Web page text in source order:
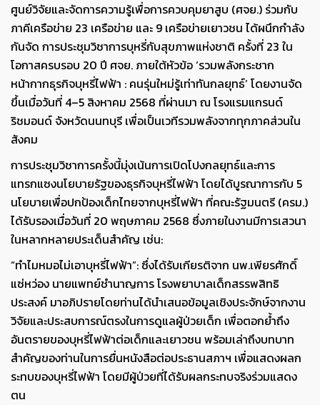
ศูนย์วิจัยและจัดการความรู้เพื่อการควบคุมยาสูบ (ศจย.) ร่วมกับ
ภาคีเครือข่าย 23 เครือข่าย และ 9 เครือข่ายเยาวชน ได้ผนึกกำลัง
กันจัด การประชุมวิชาการบุหรี่กับสุขภาพแห่งชาติ ครั้งที่ 23 ใน
โอกาสครบรอบ 20 ปี ศจย. ภายใต้หัวข้อ ‘รวมพลังกระชาก
หน้ากากธุรกิจบุหรี่ไฟฟ้า : คนรุ่นใหม่รู้เท่าทันกลยุทธ์’ โดยงานจัด
ขึ้นเมื่อวันที่ 4–5 สิงหาคม 2568 ที่ผ่านมา ณ โรงแรมแกรนด์
ริชมอนด์ จังหวัดนนทบุรี เพื่อเป็นเวทีรวมพลังจากทุกภาคส่วนใน
สังคม
การประชุมวิชาการครั้งนี้มุ่งเน้นการเปิดโปงกลยุทธ์และการ
แทรกแซงนโยบายรัฐของธุรกิจบุหรี่ไฟฟ้า โดยได้บูรณาการกับ 5
นโยบายเพื่อปกป้องเด็กไทยจากบุหรี่ไฟฟ้า ที่คณะรัฐมนตรี (ครม.)
ได้รับรองเมื่อวันที่ 20 พฤษภาคม 2568 ซึ่งภายในงานมีการเสวนา
ในหลากหลายประเด็นสำคัญ เช่น:
“ทำไมหมอไม่เอาบุหรี่ไฟฟ้า”: ซึ่งได้รับเกียรติจาก นพ.เพียรศักดิ์
แซ่หว่อง นายแพทย์ชำนาญการ โรงพยาบาลเด็กสรรพสิทธิ
ประสงค์ มาอภิปรายโดยท่านได้นำเสนอข้อมูลเชิงประจักษ์จากงาน
วิจัยและประสบการณ์ตรงในการดูแลผู้ป่วยเด็ก เพื่อตอกย้ำถึง
อันตรายของบุหรี่ไฟฟ้าต่อเด็กและเยาวชน พร้อมเล่าถึงบทบาท
สำคัญของท่านในการยื่นหนังสือต่อประธานสภาฯ เพื่อแสดงผลก
ระทบของบุหรี่ไฟฟ้า โดยมีผู้ป่วยที่ได้รับผลกระทบจริงร่วมแสดง
ตน